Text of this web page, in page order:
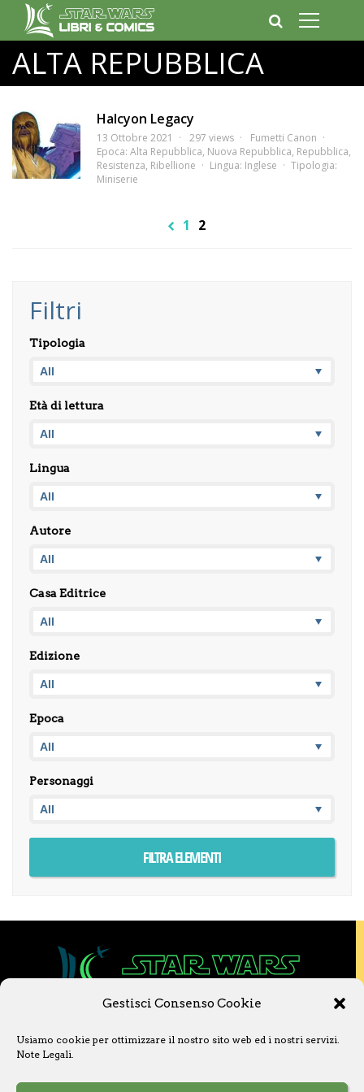
Gestisci Consenso Cookie
Usiamo cookie per ottimizzare il nostro sito web ed i nostri servizi.
Note Legali.
ALTA REPUBBLICA
Halcyon Legacy
13 Ottobre 2021 297 views
Fumetti Canon
Epoca: Alta Repubblica, Nuova Repubblica, Repubblica,
Resistenza, Ribellione Lingua: Inglese
Tipologia:
Miniserie
1 2
Filtri
Tipologia
Età di lettura
Lingua
Autore
Casa Editrice
Edizione
Epoca
Personaggi
Questo sito non è collegato a Lucasfilm LTD o
a The Walt Disney Company o ad altre
Ogni nome, titolo, immagine o qualsiasi altra